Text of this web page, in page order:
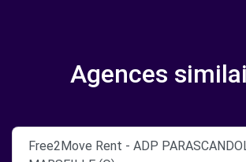
Agences
Free2Move Rent - ADP